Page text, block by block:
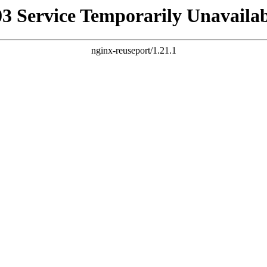
Service Temporarily
nginx-reuseport/1.21.1